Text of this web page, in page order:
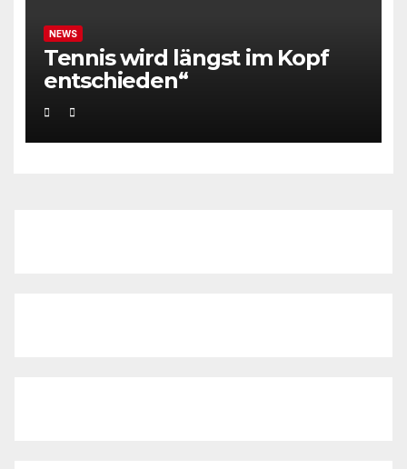
NEWS
Tennis wird längst im Kopf
entschieden“